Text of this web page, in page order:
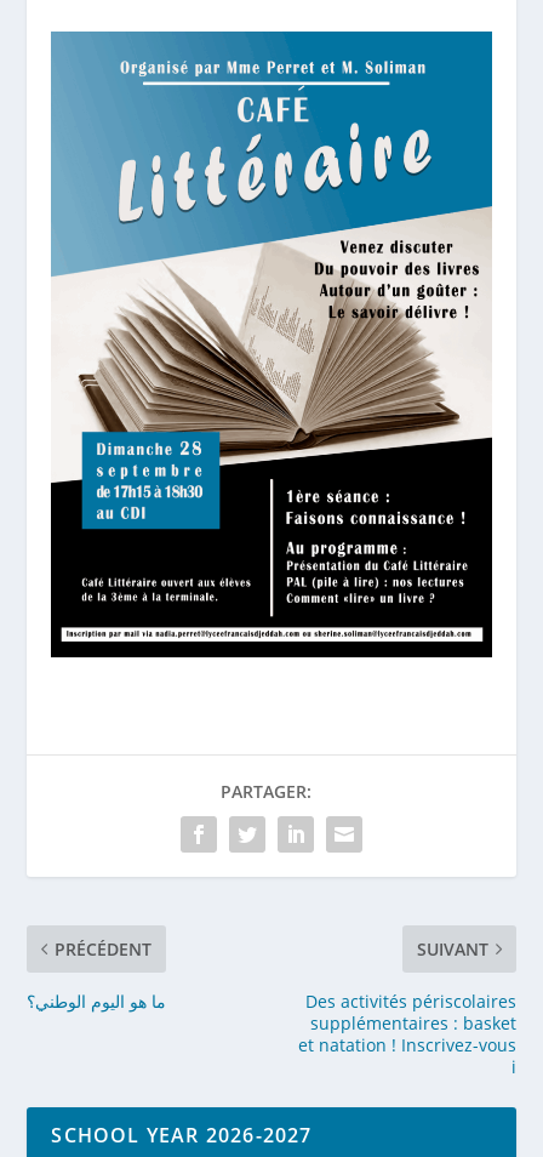
PARTAGER:
PRÉCÉDENT
ما هو اليوم الوطني؟
SUIVANT
Des activités périscolaires
supplémentaires : basket
et natation ! Inscrivez-vous
i
SCHOOL YEAR 2026-2027